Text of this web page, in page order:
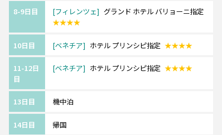
8-9日目 フィレンツェ
グランド ホテル バリョーニ指定
★★★★
10日目 ベネチア ホテル プリンシピ指定 ★★★★
11-12日
目
ベネチア ホテル プリンシピ指定 ★★★★
13日目 機中泊
14日目 帰国